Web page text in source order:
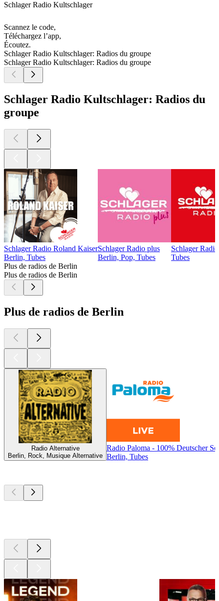
Schlager Radio Kultschlager
Scannez le code,
Téléchargez l’app,
Écoutez.
Schlager Radio Kultschlager: Radios du groupe
Schlager Radio Kultschlager: Radios du groupe
Schlager Radio Kultschlager: Radios du
groupe
Schlager Radio Roland Kaiser
Berlin, Tubes
Schlager Radio plus
Berlin, Pop, Tubes
Schlager
Tubes
Plus de radios de Berlin
Plus de radios de Berlin
Plus de radios de Berlin
Radio Alternative
Berlin, Rock, Musique Alternative
Radio Paloma - 100% Deutscher
Berlin, Tubes